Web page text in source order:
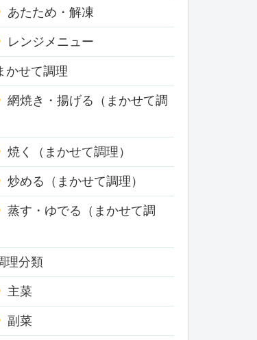
あたため・解凍
レンジメニュー
かせて調理
網焼き・揚げる（まかせて調
焼く（まかせて調理）
炒める（まかせて調理）
蒸す・ゆでる（まかせて調
理分類
主菜
副菜